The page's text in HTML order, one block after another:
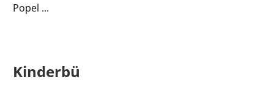
Popel ...
Kinderbü